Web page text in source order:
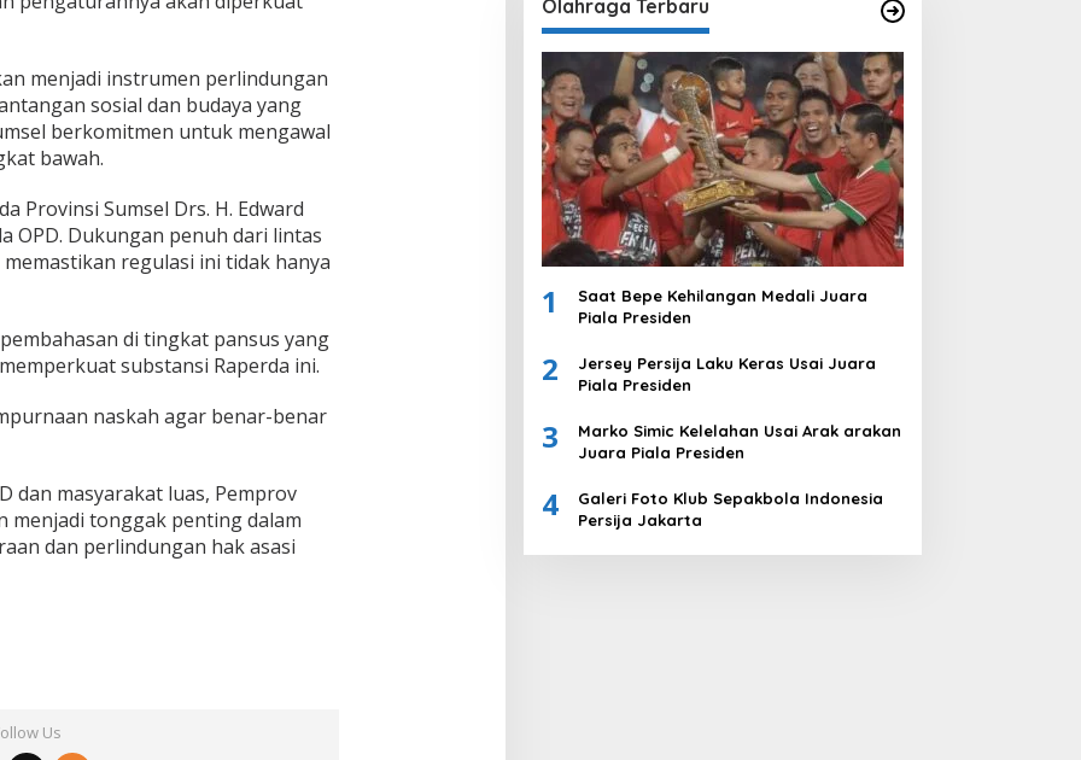
menjadi instrumen perlindungan
sosial dan budaya yang
berkomitmen untuk mengawal
bawah.
Provinsi Sumsel Drs. H. Edward
OPD. Dukungan penuh dari lintas
regulasi ini tidak hanya
di tingkat pansus yang
substansi Raperda ini.
naskah agar benar-benar
dan masyarakat luas, Pemprov
menjadi tonggak penting dalam
dan perlindungan hak asasi
Us
Olahraga Terbaru
1
Saat Bepe Kehilangan Medali Juara
Piala Presiden
2
Jersey Persija Laku Keras Usai Juara
Piala Presiden
3
Marko Simic Kelelahan Usai Arak arakan
Juara Piala Presiden
4
Galeri Foto Klub Sepakbola Indonesia
Persija Jakarta